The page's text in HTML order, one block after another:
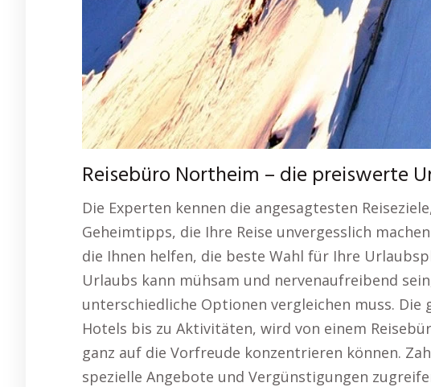
Reisebüro Northeim – die preiswerte
Die Experten kennen die angesagtesten
Geheimtipps, die Ihre Reise unvergesslich
die Ihnen helfen, die beste Wahl für Ihre
Urlaubs kann mühsam und nervenaufreibend
unterschiedliche Optionen vergleichen muss. Die
Hotels bis zu Aktivitäten, wird von einem
ganz auf die Vorfreude konzentrieren können.
spezielle Angebote und Vergünstigungen